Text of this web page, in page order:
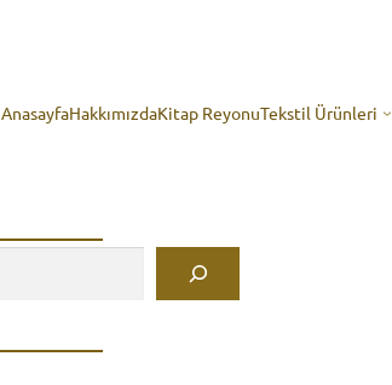
AnasayfaHakkımızdaKitap ReyonuTekstil Ürünleri